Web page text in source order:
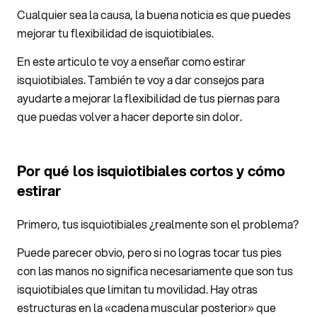
Cualquier sea la causa, la buena noticia es que puedes
mejorar tu flexibilidad de isquiotibiales.
En este articulo te voy a enseñar como estirar
isquiotibiales. También te voy a dar consejos para
ayudarte a mejorar la flexibilidad de tus piernas para
que puedas volver a hacer deporte sin dolor.
Por qué los isquiotibiales cortos y cómo
estirar
Primero, tus isquiotibiales ¿realmente son el problema?
Puede parecer obvio, pero si no logras tocar tus pies
con las manos no significa necesariamente que son tus
isquiotibiales que limitan tu movilidad. Hay otras
estructuras en la «cadena muscular posterior» que